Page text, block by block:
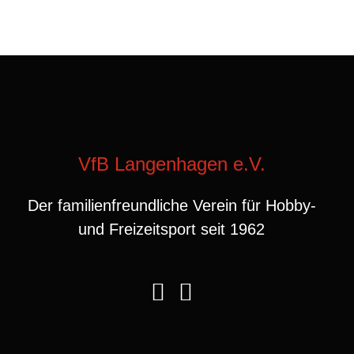
VfB Langenhagen e.V.
Der familienfreundliche Verein für Hobby-
und Freizeitsport seit 1962